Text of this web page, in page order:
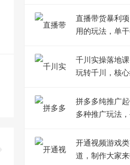
味小技巧
直播带货暴利
用的玩法，单
千川实操落地
玩转千川，核
拼多多纯推广起
多种推广玩法
开通视频游戏类
道，制作大家